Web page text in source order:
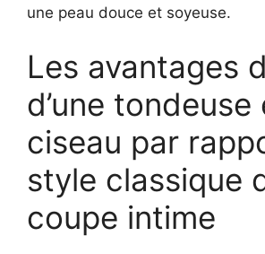
une peau douce et soyeuse.
Les avantages
d’une tondeuse
ciseau par
style classique
coupe intime